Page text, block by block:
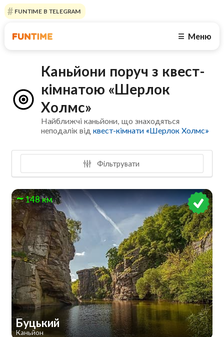
FUNTIME В TELEGRAM
☰ Меню
Каньйони поруч з квест-
кімнатою «Шерлок
Холмс»
Найближчі каньйони, що знаходяться
неподалік відквест-кімнати «Шерлок Холмс»
Фільтрувати
148 км
Буцький
Каньйон